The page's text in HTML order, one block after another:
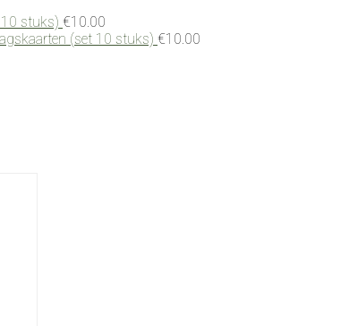
stuks) €10.00
(set 10 stuks) €10.00